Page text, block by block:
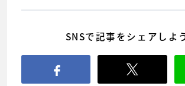
SNSで記事をシェアしよ